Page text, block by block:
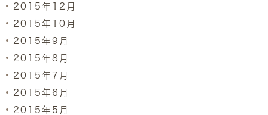
2015年12月
2015年10月
2015年9月
2015年8月
2015年7月
2015年6月
2015年5月